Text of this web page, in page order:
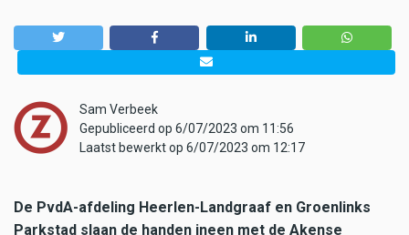
Sam Verbeek
Gepubliceerd op 6/07/2023 om 11:56
Laatst bewerkt op 6/07/2023 om 12:17
De PvdA-afdeling Heerlen-Landgraaf en Groenlinks
Parkstad slaan de handen ineen met de Akense